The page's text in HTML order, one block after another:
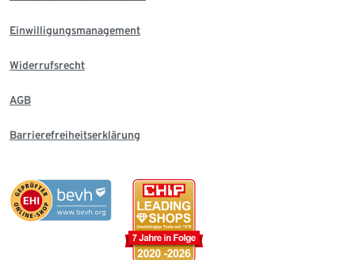
Einwilligungsmanagement
Widerrufsrecht
AGB
Barrierefreiheitserklärung